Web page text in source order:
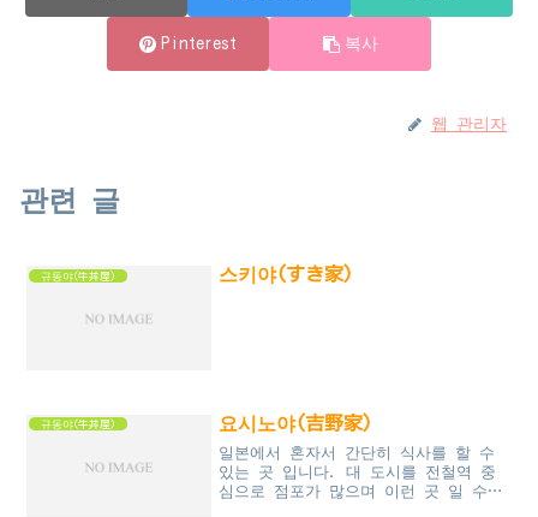
Pinterest 복사
웹 관리자
관련 글
규동야(牛丼屋) 스키야(すき家)
규동야(牛丼屋) 요시노야(吉野家)
일본에서 혼자서 간단히 식사를 할 수
있는 곳 입니다. 대 도시를 전철역 중
심으로 점포가 많으며 이런 곳 일 수록